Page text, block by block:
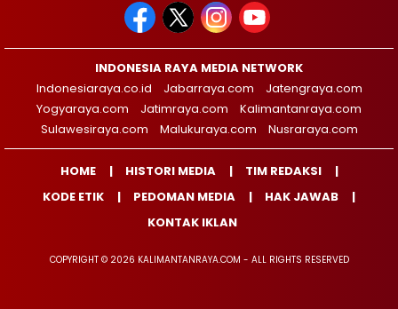
INDONESIA RAYA MEDIA NETWORK
Indonesiaraya.co.id
Jabarraya.com
Jatengraya.com
Yogyaraya.com
Jatimraya.com
Kalimantanraya.com
Sulawesiraya.com
Malukuraya.com Nusraraya.com
HOME HISTORI MEDIA
TIM REDAKSI
KODE ETIK
PEDOMAN MEDIA
HAK JAWAB
KONTAK IKLAN
COPYRIGHT © 2026 KALIMANTANRAYA.COM - ALL RIGHTS RESERVED